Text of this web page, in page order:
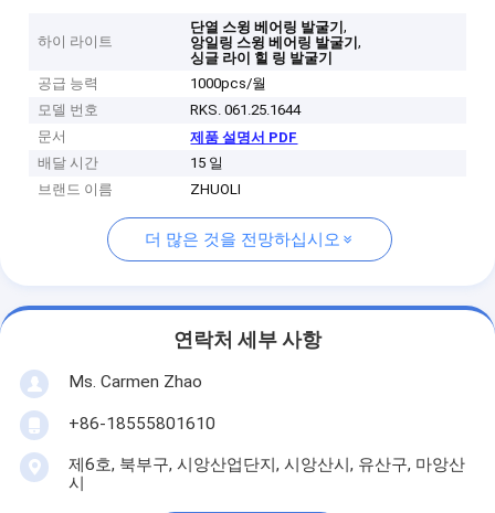
하이 라이트
단열 스윙 베어링 발굴기,
앙일링 스윙 베어링 발굴기,
싱글 라이 힐 링 발굴기
공급 능력
1000pcs/월
모델 번호
RKS. 061.25.1644
문서
제품 설명서 PDF
배달 시간
15 일
브랜드 이름
ZHUOLI
더 많은 것을 전망하십시오
연락처 세부 사항
Ms. Carmen Zhao
+86-18555801610
제6호, 북부구, 시앙산업단지, 시앙산시, 유산구, 마앙산
시